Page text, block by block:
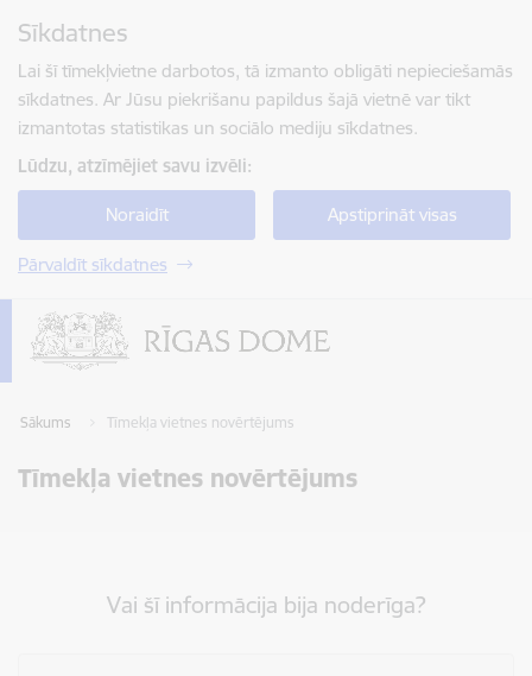
Sīkdatnes
Lai šī tīmekļvietne darbotos, tā izmanto obligāti nepieciešamās
sīkdatnes. Ar Jūsu piekrišanu papildus šajā vietnē var tikt
izmantotas statistikas un sociālo mediju sīkdatnes.
Lūdzu, atzīmējiet savu izvēli:
Noraidīt Apstiprināt visas
Pārvaldīt sīkdatnes
Sākums Tīmekļa vietnes novērtējums
Tīmekļa vietnes novērtējums
Vai šī informācija bija noderīga?